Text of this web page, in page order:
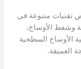
تقنيات متنوعة في
وشفط الأوساخ،
الأوساخ السطحية
العميقة.